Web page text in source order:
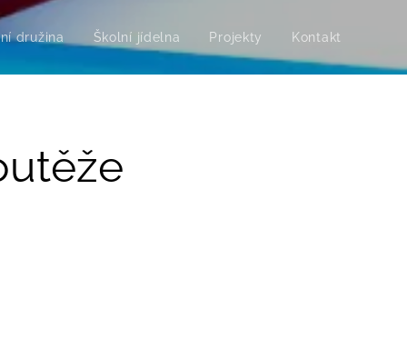
družina Školní jídelna Projekty Kontakt